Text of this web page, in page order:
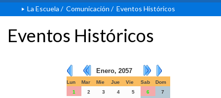
La Escuela / Comunicación / Eventos Históricos
Eventos Históricos
Enero, 2057
Lun Mar Mie Jue Vie Sab
Dom
1
2 3 4 5 6
7